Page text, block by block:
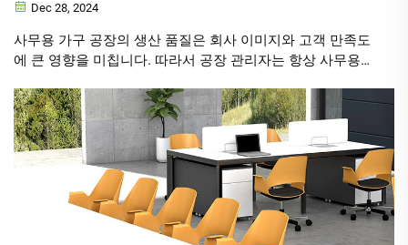
Dec 28, 2024
사무용 가구 공장의 생산 품질은 회사 이미지와 고객 만족도
에 큰 영향을 미칩니다. 따라서 공장 관리자는 항상 사무용